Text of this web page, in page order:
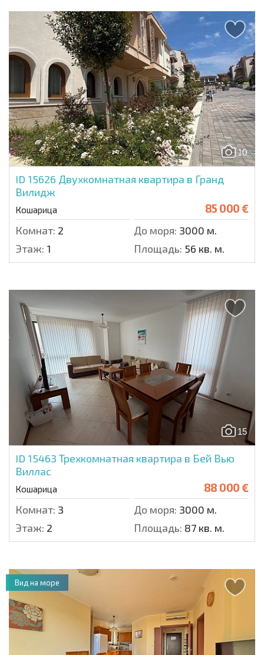
10
ID 15626 Двухкомнатная квартира в Гранд
Вилидж
Кошарица 85 000 €
Комнат: 2 До моря: 3000 м.
Этаж: 1 Площадь: 56 кв. м.
15
ID 15463 Трехкомнатная квартира в Бей Вью
Виллас
Кошарица 88 000 €
Комнат: 3 До моря: 3000 м.
Этаж: 2 Площадь: 87 кв. м.
Вид на море